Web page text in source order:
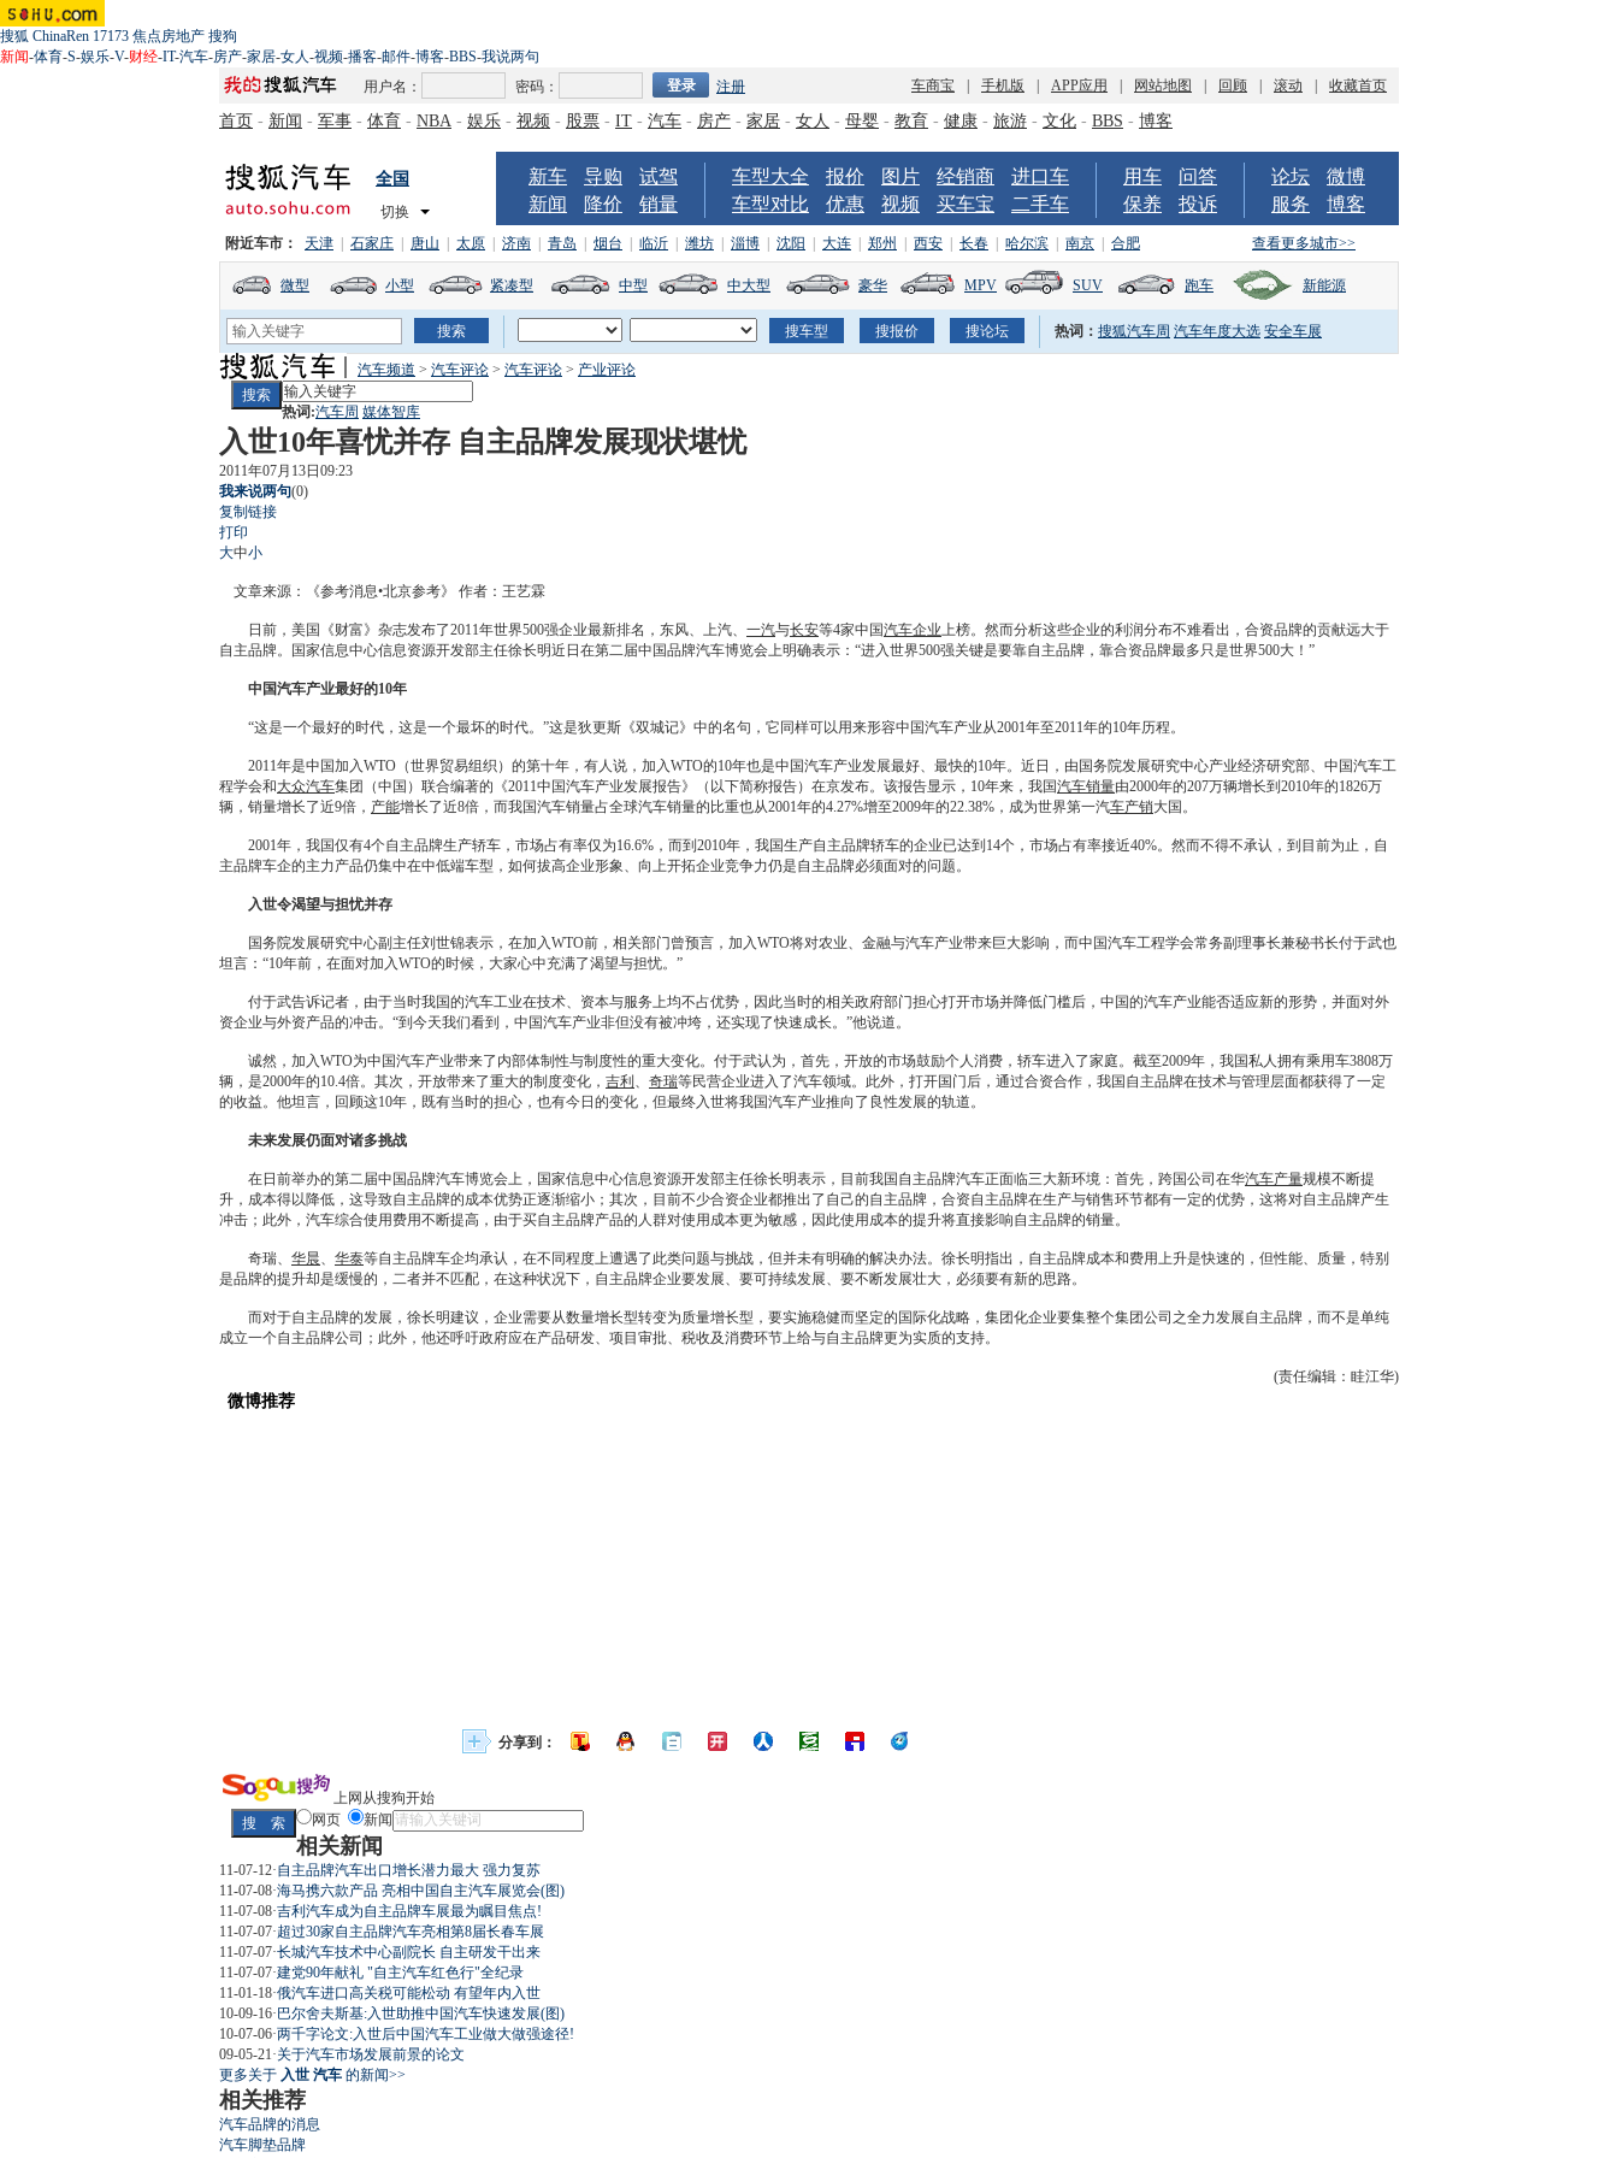
搜狐 ChinaRen 17173 焦点房地产 搜狗
新闻-体育-S-娱乐-V-财经-IT-汽车-房产-家居-女人-视频-播客-邮件-博客-BBS-我说两句
用户名：
密码： 注册 车商宝 手机版 APP应用 网站地图 回顾 滚动 收藏首页
首页 - 新闻 - 军事 - 体育 - NBA - 娱乐 - 视频 - 股票 - IT - 汽车 - 房产 - 家居 - 女人 - 母婴 - 教育 - 健康 - 旅游 - 文化 - BBS - 博客
全国
切换
新车 导购
试驾
新闻
降价 销量
车型大全 报价 图片 经销商
进口车
车型对比
优惠 视频 买车宝 二手车
用车
问答
保养
投诉
论坛
微博
服务
博客
查看更多城市>>
附近车市： 天津 石家庄 唐山 太原 济南 青岛 烟台 临沂 潍坊 淄博 沈阳 大连 郑州 西安 长春 哈尔滨 南京 合肥
微型 小型 紧凑型 中型 中大型 豪华 MPV SUV 跑车 新能源
热词： 搜狐汽车周 汽车年度大选 安全车展
汽车频道 > 汽车评论 > 汽车评论 > 产业评论
热词:汽车周 媒体智库
入世10年喜忧并存 自主品牌发展现状堪忧
2011年07月13日09:23
我来说两句(0)
复制链接
打印
大中小
文章来源：《参考消息•北京参考》 作者：王艺霖
日前，美国《财富》杂志发布了2011年世界500强企业最新排名，东风、上汽、 一汽与长安等4家中国汽车企业上榜。然而分析这些企业的利润分布不难看出，合资品牌的贡献远大于
自主品牌。国家信息中心信息资源开发部主任徐长明近日在第二届中国品牌汽车博览会上明确表示：“进入世界500强关键是要靠自主品牌，靠合资品牌最多只是世界500大！”
中国汽车产业最好的10年
“这是一个最好的时代，这是一个最坏的时代。”这是狄更斯《双城记》中的名句，它同样可以用来形容中国汽车产业从2001年至2011年的10年历程。
2011年是中国加入WTO（世界贸易组织）的第十年，有人说，加入WTO的10年也是中国汽车产业发展最好、最快的10年。近日，由国务院发展研究中心产业经济研究部、中国汽车工
程学会和大众汽车集团（中国）联合编著的《2011中国汽车产业发展报告》（以下简称报告）在京发布。该报告显示，10年来，我国汽车销量由2000年的207万辆增长到2010年的1826万
辆，销量增长了近9倍， 产能增长了近8倍，而我国汽车销量占全球汽车销量的比重也从2001年的4.27%增至2009年的22.38%，成为世界第一汽车产销大国。
2001年，我国仅有4个自主品牌生产轿车，市场占有率仅为16.6%，而到2010年，我国生产自主品牌轿车的企业已达到14个，市场占有率接近40%。然而不得不承认，到目前为止，自
主品牌车企的主力产品仍集中在中低端车型，如何拔高企业形象、向上开拓企业竞争力仍是自主品牌必须面对的问题。
入世令渴望与担忧并存
国务院发展研究中心副主任刘世锦表示，在加入WTO前，相关部门曾预言，加入WTO将对农业、金融与汽车产业带来巨大影响，而中国汽车工程学会常务副理事长兼秘书长付于武也
坦言：“10年前，在面对加入WTO的时候，大家心中充满了渴望与担忧。”
付于武告诉记者，由于当时我国的汽车工业在技术、资本与服务上均不占优势，因此当时的相关政府部门担心打开市场并降低门槛后，中国的汽车产业能否适应新的形势，并面对外
资企业与外资产品的冲击。“到今天我们看到，中国汽车产业非但没有被冲垮，还实现了快速成长。”他说道。
诚然，加入WTO为中国汽车产业带来了内部体制性与制度性的重大变化。付于武认为，首先，开放的市场鼓励个人消费，轿车进入了家庭。截至2009年，我国私人拥有乘用车3808万
辆，是2000年的10.4倍。其次，开放带来了重大的制度变化， 吉利 、 奇瑞等民营企业进入了汽车领域。此外，打开国门后，通过合资合作，我国自主品牌在技术与管理层面都获得了一定
的收益。他坦言，回顾这10年，既有当时的担心，也有今日的变化，但最终入世将我国汽车产业推向了良性发展的轨道。
未来发展仍面对诸多挑战
在日前举办的第二届中国品牌汽车博览会上，国家信息中心信息资源开发部主任徐长明表示，目前我国自主品牌汽车正面临三大新环境：首先，跨国公司在华汽车产量规模不断提
升，成本得以降低，这导致自主品牌的成本优势正逐渐缩小；其次，目前不少合资企业都推出了自己的自主品牌，合资自主品牌在生产与销售环节都有一定的优势，这将对自主品牌产生
冲击；此外，汽车综合使用费用不断提高，由于买自主品牌产品的人群对使用成本更为敏感，因此使用成本的提升将直接影响自主品牌的销量。
奇瑞、 华晨、 华泰等自主品牌车企均承认，在不同程度上遭遇了此类问题与挑战，但并未有明确的解决办法。徐长明指出，自主品牌成本和费用上升是快速的，但性能、质量，特别
是品牌的提升却是缓慢的，二者并不匹配，在这种状况下，自主品牌企业要发展、要可持续发展、要不断发展壮大，必须要有新的思路。
而对于自主品牌的发展，徐长明建议，企业需要从数量增长型转变为质量增长型，要实施稳健而坚定的国际化战略，集团化企业要集整个集团公司之全力发展自主品牌，而不是单纯
成立一个自主品牌公司；此外，他还呼吁政府应在产品研发、项目审批、税收及消费环节上给与自主品牌更为实质的支持。
(责任编辑：眭江华)
微博推荐
分享到：
上网从搜狗开始
网页
新闻
相关新闻
11-07-12·自主品牌汽车出口增长潜力最大 强力复苏
11-07-08·海马携六款产品 亮相中国自主汽车展览会(图)
11-07-08·吉利汽车成为自主品牌车展最为瞩目焦点!
11-07-07·超过30家自主品牌汽车亮相第8届长春车展
11-07-07·长城汽车技术中心副院长 自主研发干出来
11-07-07·建党90年献礼 "自主汽车红色行"全纪录
11-01-18·俄汽车进口高关税可能松动 有望年内入世
10-09-16·巴尔舍夫斯基:入世助推中国汽车快速发展(图)
10-07-06·两千字论文:入世后中国汽车工业做大做强途径!
09-05-21 ·关于汽车市场发展前景的论文
更多关于 入世 汽车 的新闻>>
相关推荐
汽车品牌的消息
汽车脚垫品牌